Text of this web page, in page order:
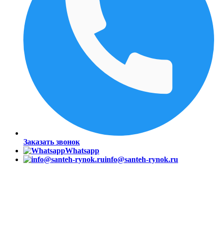
Заказать звонок
Whatsapp
info@santeh-rynok.ru